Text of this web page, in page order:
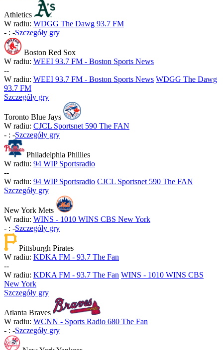
Athletics
W radiu: WDGG The Dawg 93.7 FM
- : -Szczegóły gry
Boston Red Sox
W radiu: WEEI 93.7 FM - Boston Sports News
--
W radiu: WEEI 93.7 FM - Boston Sports News WDGG The Dawg
93.7 FM
Szczegóły gry
Toronto Blue Jays
W radiu: CJCL Sportsnet 590 The FAN
- : -Szczegóły gry
Philadelphia Phillies
W radiu: 94 WIP Sportsradio
--
W radiu: 94 WIP Sportsradio CJCL Sportsnet 590 The FAN
Szczegóły gry
New York Mets
W radiu: WINS - 1010 WINS CBS New York
- : -Szczegóły gry
Pittsburgh Pirates
W radiu: KDKA FM - 93.7 The Fan
--
W radiu: KDKA FM - 93.7 The Fan WINS - 1010 WINS CBS
New York
Szczegóły gry
Atlanta Braves
W radiu: WCNN - Sports Radio 680 The Fan
- : -Szczegóły gry